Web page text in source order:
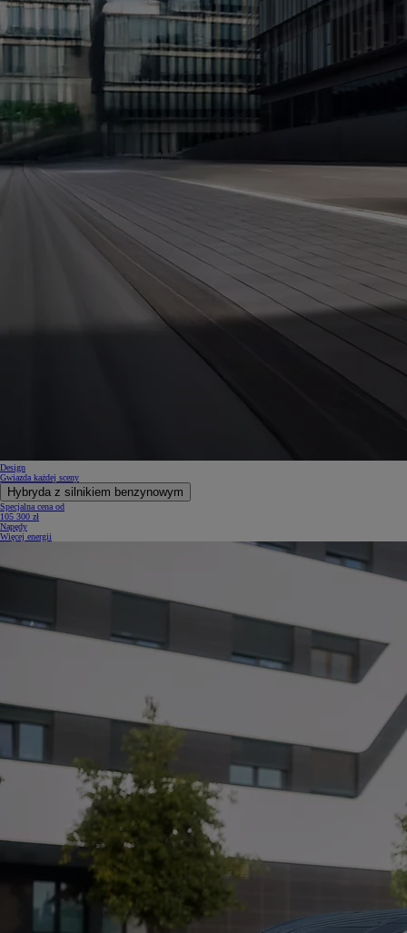
Design
Gwiazda każdej sceny
Hybryda z silnikiem benzynowym
Specjalna cena od
105 300 zł
Napędy
Więcej energii